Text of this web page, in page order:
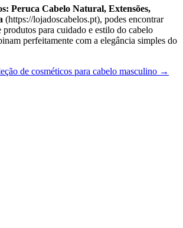
Peruca Cabelo Natural, Extensões,
(https://lojadoscabelos.pt), podes encontrar
produtos para cuidado e estilo do cabelo
perfeitamente com a elegância simples do
de cosméticos para cabelo masculino →